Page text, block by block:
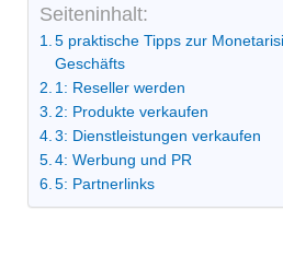
Seiteninhalt:
5 praktische Tipps zur
Geschäfts
1: Reseller werden
2: Produkte verkaufen
3: Dienstleistungen verkaufen
4: Werbung und PR
5: Partnerlinks